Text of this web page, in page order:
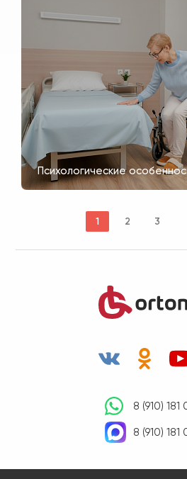
Психологические
1 2 3
8 (910)
8 (910)